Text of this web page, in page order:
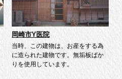
岡崎市Y医院
当時、この建物は、お産をする為
に造られた建物です。無垢板ばか
りを使用しています。